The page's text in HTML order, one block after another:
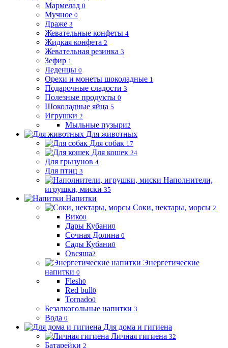
Мармелад 0
Мучное 0
Драже 3
Жевательные конфеты 4
Жидкая конфета 2
Жевательная резинка 3
Зефир 1
Леденцы 0
Орехи и монеты шоколадные 1
Подарочные сладости 3
Полезные продукты 0
Шоколадные яйца 5
Игрушки 2
Мыльные пузыри2
Для животных
Для собак 17
Для кошек 24
Для грызунов 4
Для птиц 3
Наполнители,
игрушки, миски 35
Напитки
Соки, нектары, морсы 2
Вико0
Дары Кубани0
Сочная Долина 0
Сады Кубани0
Овсяша2
Энергетические
напитки 0
Flesh0
Red bull0
Tornado0
Безалкогольные напитки 3
Вода 0
Для дома и гигиена
Личная гигиена 32
Батарейки 2